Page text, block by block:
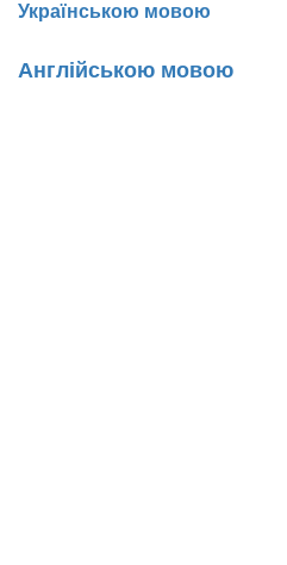
Українською мовою
Англійською мовою